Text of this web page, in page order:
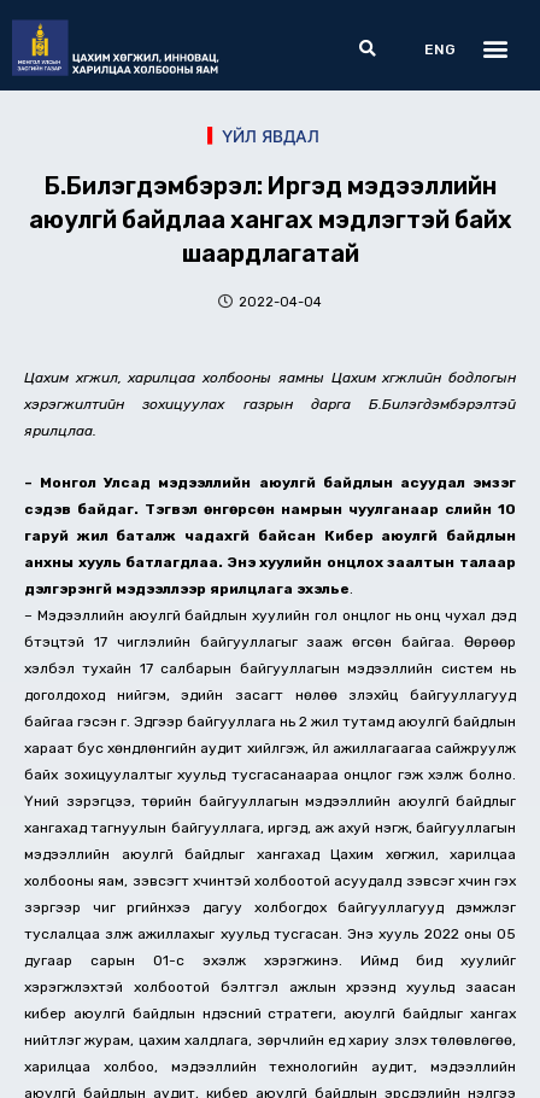
content
Search
ENG
ҮЙЛ ЯВДАЛ
Б.Билэгдэмбэрэл: Иргэд мэдээллийн
аюулгүй байдлаа хангах мэдлэгтэй байх
шаардлагатай
2022-04-04
Цахим хөгжил, харилцаа холбооны яамны Цахим хөгжлийн бодлогын
хэрэгжилтийн зохицуулах газрын дарга Б.Билэгдэмбэрэлтэй
ярилцлаа.
– Монгол Улсад мэдээллийн аюулгүй байдлын асуудал эмзэг
сэдэв байдаг. Тэгвэл өнгөрсөн намрын чуулганаар сүүлийн 10
гаруй жил баталж чадахгүй байсан Кибер аюулгүй байдлын
анхны хууль батлагдлаа. Энэ хуулийн онцлох заалтын талаар
дэлгэрэнгүй мэдээллээр ярилцлага эхэлье.
– Мэдээллийн аюулгүй байдлын хуулийн гол онцлог нь онц чухал дэд
бүтэцтэй 17 чиглэлийн байгууллагыг зааж өгсөн байгаа. Өөрөөр
хэлбэл тухайн 17 салбарын байгууллагын мэдээллийн систем нь
доголдоход нийгэм, эдийн засагт нөлөө үзүүлэхүйц байгууллагууд
байгаа гэсэн үг. Эдгээр байгууллага нь 2 жил тутамд аюулгүй байдлын
хараат бус хөндлөнгийн аудит хийлгэж, үйл ажиллагаагаа сайжруулж
байх зохицуулалтыг хуульд тусгасанаараа онцлог гэж хэлж болно.
Үүний зэрэгцээ, төрийн байгууллагын мэдээллийн аюулгүй байдлыг
хангахад тагнуулын байгууллага, иргэд, аж ахуй нэгж, байгууллагын
мэдээллийн аюулгүй байдлыг хангахад Цахим хөгжил, харилцаа
холбооны яам, зэвсэгт хүчинтэй холбоотой асуудалд зэвсэг хүчин гэх
зэргээр чиг үүргийнхээ дагуу холбогдох байгууллагууд дэмжлэг
туслалцаа үзүүлж ажиллахыг хуульд тусгасан. Энэ хууль 2022 оны 05
дугаар сарын 01-с эхэлж хэрэгжинэ. Иймд бид хуулийг
хэрэгжүүлэхтэй холбоотой бэлтгэл ажлын хүрээнд хуульд заасан
кибер аюулгүй байдлын үндэсний стратеги, аюулгүй байдлыг хангах
нийтлэг журам, цахим халдлага, зөрчлийн үед хариу үзүүлэх төлөвлөгөө,
харилцаа холбоо, мэдээллийн технологийн аудит, мэдээллийн
аюулгүй байдлын аудит, кибер аюулгүй байдлын эрсдэлийн үнэлгээ